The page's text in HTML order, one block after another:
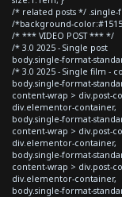
/* related posts */ .single-
/*background-
/* *** VIDEO POST *** */
/* 3.0 2025 - Single post
body.single-format-
/* 3.0 2025 - Single film -
body.single-format-
content-wrap > div.post-
div.elementor-container,
body.single-format-
content-wrap > div.post-
div.elementor-container,
body.single-format-
content-wrap > div.post-
div.elementor-container,
body.single-format-